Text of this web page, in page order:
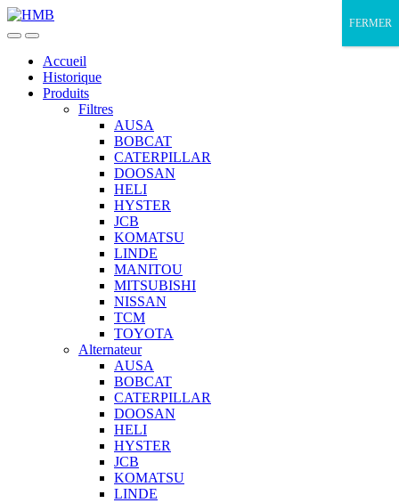
Skip
to
Skip
to
Accueil
Historique
Produits
Filtres
AUSA
BOBCAT
CATERPILLAR
DOOSAN
HELI
HYSTER
JCB
KOMATSU
LINDE
MANITOU
MITSUBISHI
NISSAN
TCM
TOYOTA
Alternateur
AUSA
BOBCAT
CATERPILLAR
DOOSAN
HELI
HYSTER
JCB
KOMATSU
LINDE
FERMER